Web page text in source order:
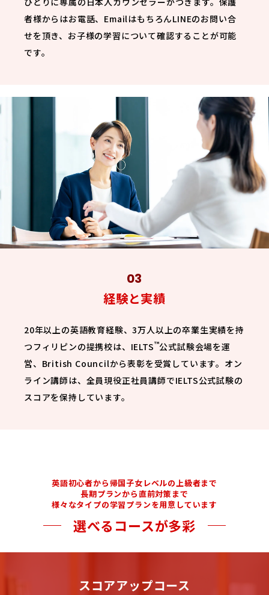
者様からはお電話、EmailはもちろんLINEのお問い合
せを頂き、お子様の学習について確認することが可能
です。
経験と実績
20年以上の英語教育経験、3万人以上の卒業生実績を持
つフィリピンの提携校は、IELTS™公式試験会場を運
営、British Councilから表彰を受賞しています。オン
ライン講師は、全員現役正社員講師でIELTS公式試験の
スコアを保持しています。
英語初心者から帰国子女レベルの上級者まで
長期プランから直前対策まで
様々なタイプの学習プランを用意しています
選べるコースが多彩
スコアアップコース